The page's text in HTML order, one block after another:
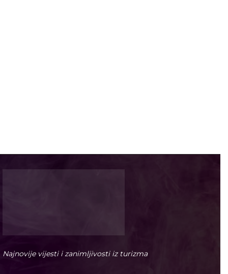
Najnovije vijesti i zanimljivosti iz turizma